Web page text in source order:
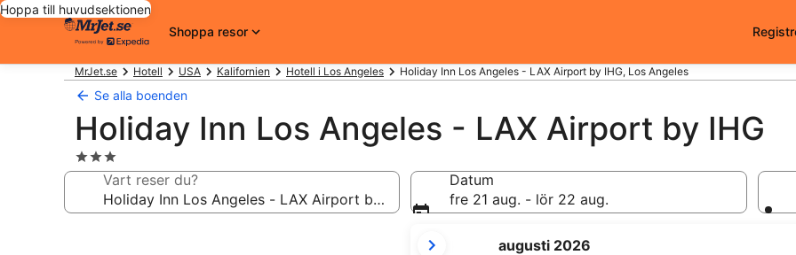
Hoppa till huvudsektionen
Shoppa resor
MrJet.se Hotell USA Kalifornien Hotell i Los Angeles Holiday Inn Los Angeles - LAX Airport by IHG, Los Angeles
Se alla boenden
Holiday Inn Los Angeles - LAX Airport by IHG
3.0-
stjärnigt
boende
Vart reser du?
Datum
fre 21 aug. - lör 22 aug.
nuvarande
augusti 2026